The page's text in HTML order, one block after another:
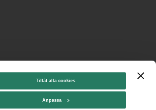
Tillåt alla cookies
Anpassa